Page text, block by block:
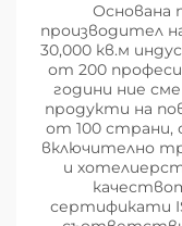
Основана
производител
30,000 кв.м
от 200
години ние
продукти на
от 100 страни,
включително
и
сертификати